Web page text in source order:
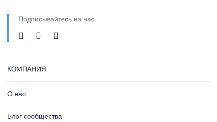
Подписывайтесь на нас
КОМПАНИЯ
О нас
Блог сообщества